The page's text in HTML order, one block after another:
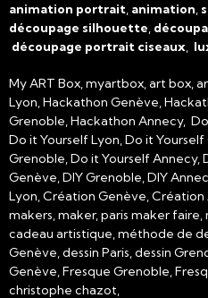
animation portrait, animation,
découpage silhouette,
découpage portrait ciseaux,
My ART Box, myartbox, art box,
Lyon, Hackathon Genève,
Grenoble, Hackathon Annecy,
Do it Yourself Lyon, Do it
Grenoble, Do it Yourself Annecy,
Genève, DIY Grenoble, DIY
Lyon, Création Genève,
makers, maker, paris maker
cadeau artistique, méthode de
Genève, dessin Paris, dessin
Genève, Fresque Grenoble,
christophe chazot,